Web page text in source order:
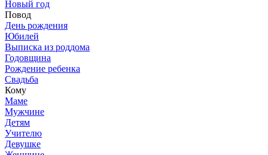
Новый год
Повод
День рождения
Юбилей
Выписка из роддома
Годовщина
Рождение ребенка
Свадьба
Кому
Маме
Мужчине
Детям
Учителю
Девушке